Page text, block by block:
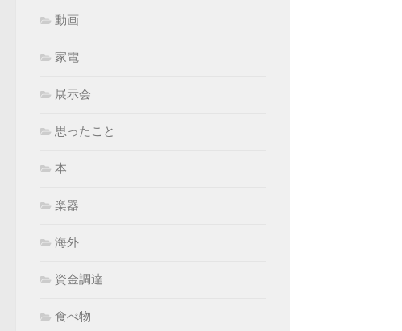
動画
家電
展示会
思ったこと
本
楽器
海外
資金調達
食べ物